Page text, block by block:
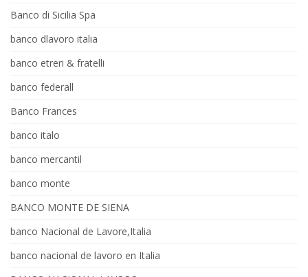
Banco di Sicilia Spa
banco dlavoro italia
banco etreri & fratelli
banco federall
Banco Frances
banco italo
banco mercantil
banco monte
BANCO MONTE DE SIENA
banco Nacional de Lavore,Italia
banco nacional de lavoro en Italia